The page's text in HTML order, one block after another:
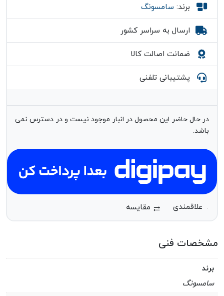
برند: سامسونگ
ارسال به سراسر کشور
ضمانت اصالت کالا
پشتیبانی تلفنی
در حال حاضر این محصول در انبار موجود نیست و در دسترس نمی
باشد.
مقایسه
مشخصات فنی
برند
سامسونگ